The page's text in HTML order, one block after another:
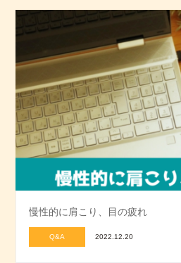
慢性的に肩こり、目の疲れ
Q&A 2022.12.20